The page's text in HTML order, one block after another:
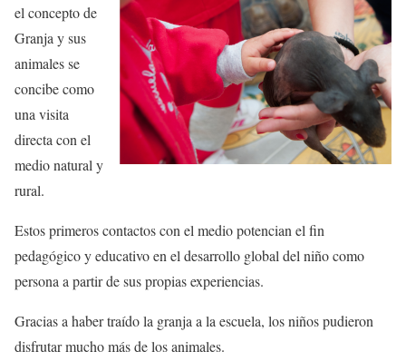
el concepto de
Granja y sus
animales se
concibe como
una visita
directa con el
medio natural y
rural.
Estos primeros contactos con el medio potencian el fin
pedagógico y educativo en el desarrollo global del niño como
persona a partir de sus propias experiencias.
Gracias a haber traído la granja a la escuela, los niños pudieron
disfrutar mucho más de los animales.